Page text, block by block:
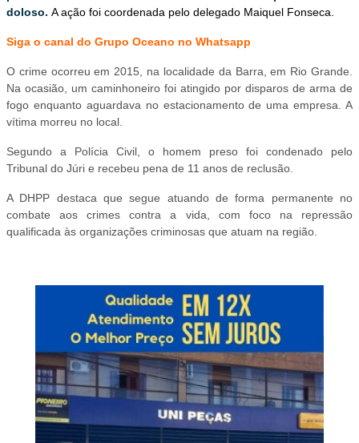
doloso. A ação foi coordenada pelo delegado Maiquel Fonseca.
Siga o canal do Grupo Oceano no Whatsapp
O crime ocorreu em 2015, na localidade da Barra, em Rio Grande.
Na ocasião, um caminhoneiro foi atingido por disparos de arma de
fogo enquanto aguardava no estacionamento de uma empresa. A
vítima morreu no local.
Segundo a Polícia Civil, o homem preso foi condenado pelo
Tribunal do Júri e recebeu pena de 11 anos de reclusão.
A DHPP destaca que segue atuando de forma permanente no
combate aos crimes contra a vida, com foco na repressão
qualificada às organizações criminosas que atuam na região.